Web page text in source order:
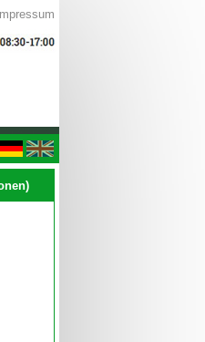
Impressum